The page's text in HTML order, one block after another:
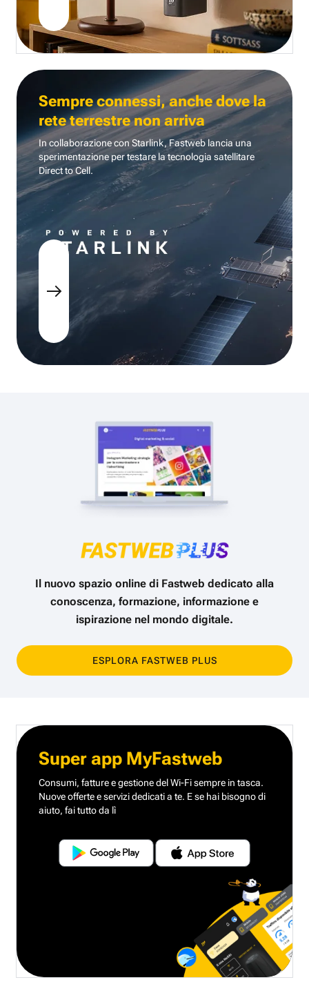
Sempre connessi, anche dove la
rete terrestre non arriva
In collaborazione con Starlink, Fastweb lancia una
sperimentazione per testare la tecnologia satellitare
Direct to Cell.
Il nuovo spazio online di Fastweb dedicato alla
conoscenza, formazione, informazione e
ispirazione nel mondo digitale.
ESPLORA FASTWEB PLUS
Super app MyFastweb
Consumi, fatture e gestione del Wi-Fi sempre in tasca.
Nuove offerte e servizi dedicati a te. E se hai bisogno di
aiuto, fai tutto da lì